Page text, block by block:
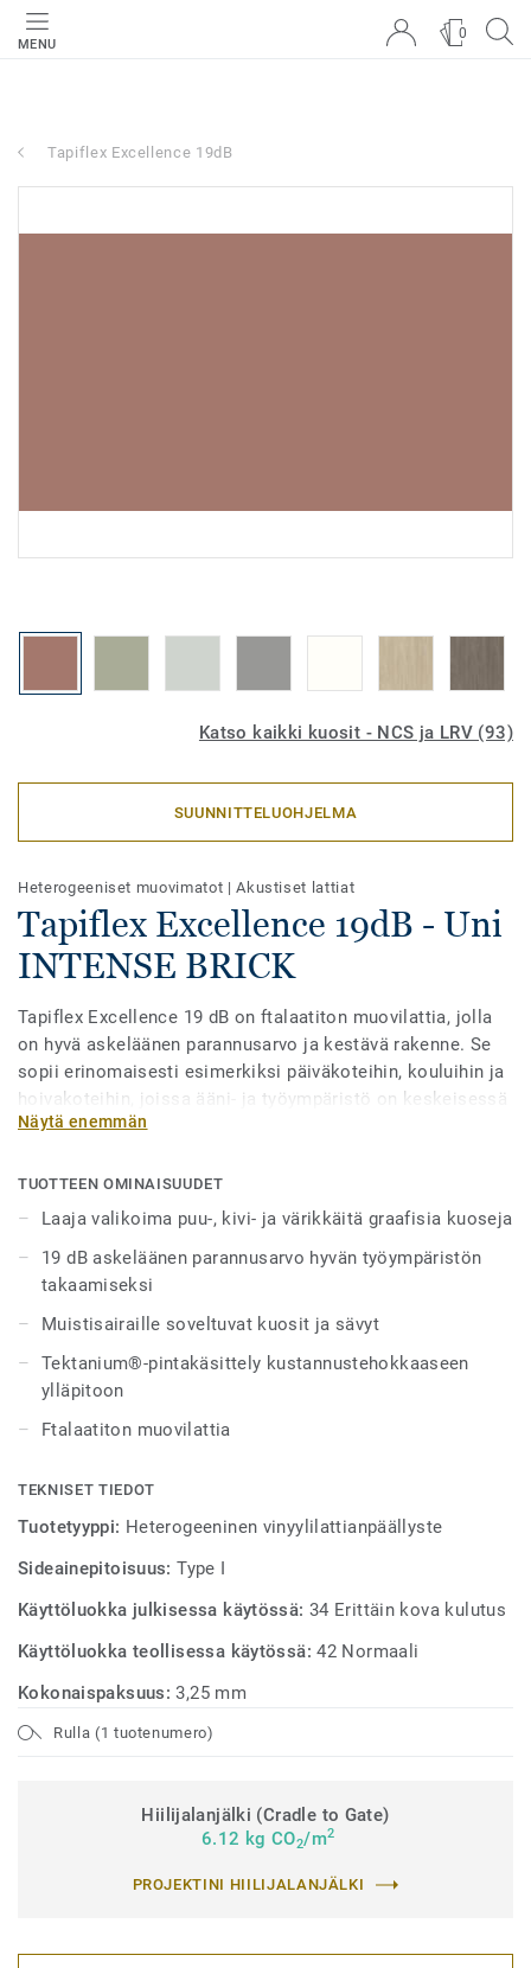
MENU
0
Tapiflex Excellence 19dB
Katso kaikki kuosit - NCS ja LRV (93)
SUUNNITTELUOHJELMA
Heterogeeniset muovimatot |Akustiset lattiat
Tapiflex Excellence 19dB - Uni
INTENSE BRICK
Tapiflex Excellence 19 dB on ftalaatiton muovilattia, jolla
on hyvä askeläänen parannusarvo ja kestävä rakenne. Se
sopii erinomaisesti esimerkiksi päiväkoteihin, kouluihin ja
hoivakoteihin, joissa ääni- ja työympäristö on keskeisessä
asemassa.
Lattia on suunniteltu kestämään kovaa liikennettä ja
on Tektanium®-pintakäsittely, jonka ansiosta lattia on
äärimmäisen kestävä ja kustannustehokas hoitaa.
Saatavana 93 erilaisessa puu- ja kivikuosissa, sekä laaja
valikoima erilaisia värejä, joista monet soveltuvat
erityisesti hoivakotiympäristöihin. Nyt saatavilla myös XXL
-digipainettuja kuoseja luomaan entistä luonnollisempia
ympäristöjä.
Näytä enemmän
TUOTTEEN OMINAISUUDET
Laaja valikoima puu-, kivi- ja värikkäitä graafisia kuoseja
19 dB askeläänen parannusarvo hyvän työympäristön
takaamiseksi
Muistisairaille soveltuvat kuosit ja sävyt
Tektanium®-pintakäsittely kustannustehokkaaseen
ylläpitoon
Ftalaatiton muovilattia
TEKNISET TIEDOT
Tuotetyyppi: Heterogeeninen vinyylilattianpäällyste
Sideainepitoisuus:Type I
Käyttöluokka julkisessa käytössä: 34 Erittäin kova kulutus
Käyttöluokka teollisessa käytössä:42 Normaali
Kokonaispaksuus:3,25 mm
Rulla (1 tuotenumero)
Hiilijalanjälki (Cradle to Gate)
6.12 kg CO2/m2
PROJEKTINI HIILIJALANJÄLKI